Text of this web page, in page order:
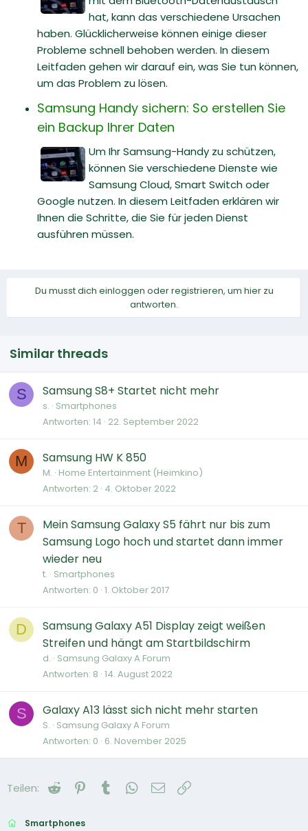
hat, kann das verschiedene Ursachen
haben. Glücklicherweise können einige dieser
Probleme schnell behoben werden. In diesem
Leitfaden gehen wir darauf ein, was Sie tun können,
um das Problem zu lösen.
Samsung Handy sichern: So erstellen Sie
ein Backup Ihrer Daten
Um Ihr Samsung-Handy zu schützen,
können Sie verschiedene Dienste wie
Samsung Cloud, Smart Switch oder
Google nutzen. In diesem Leitfaden erklären wir
Ihnen die Schritte, die Sie für jeden Dienst
ausführen müssen.
Du musst dich einloggen oder registrieren, um hier zu
antworten.
Similar threads
S Samsung S8+ Startet nicht mehr
s. Smartphones
Antworten 14 22. September 2022
M Samsung HW K 850
M. Home Entertainment (Heimkino)
Antworten 2 4. Oktober 2022
T
Mein Samsung Galaxy S5 fährt nur bis zum
Samsung Logo hoch und startet dann immer
wieder neu
t. Smartphones
Antworten 0 1. Oktober 2017
D
Samsung Galaxy A51 Display zeigt weißen
Streifen und hängt am Startbildschirm
d. Samsung Galaxy A Forum
Antworten 8 14. August 2022
S Galaxy A13 lässt sich nicht mehr starten
S. Samsung Galaxy A Forum
Antworten 0 6. November 2025
Teilen: Reddit Pinterest
Tumblr WhatsApp
E-Mail
Smartphones